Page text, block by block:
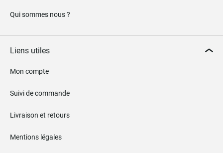
Qui sommes nous ?
Liens utiles
Mon compte
Suivi de commande
Livraison et retours
Mentions légales